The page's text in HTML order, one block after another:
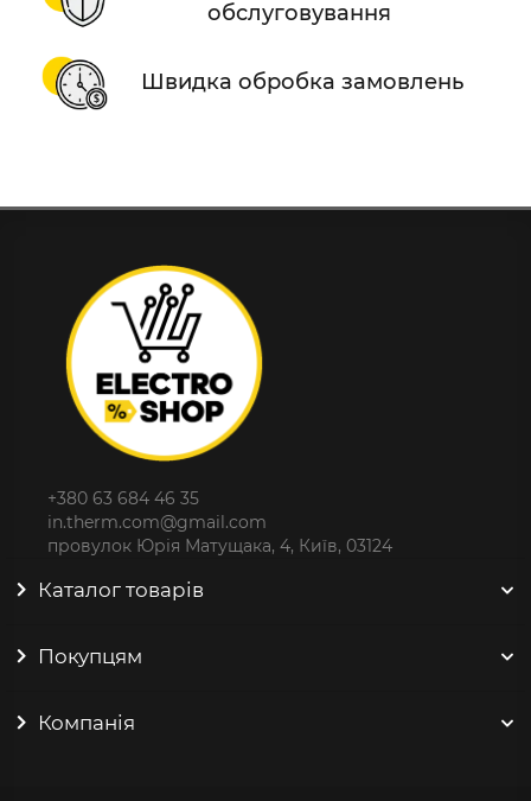
обслуговування
Швидка обробка замовлень
+380 63 684 46 35
in.therm.com@gmail.com
провулок Юрія Матущака, 4, Київ, 03124
Каталог товарів
Покупцям
Компанія